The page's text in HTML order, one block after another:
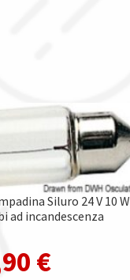
Siluro 24 V 10 W
ad incandescenza
€